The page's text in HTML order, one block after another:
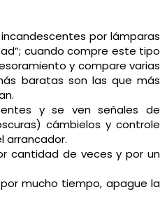
por lámparas
cuando compre este tipo
y compare varias
baratas son las que más
y se ven señales de
cámbielos y controle
arrancador.
cantidad de veces y por un
mucho tiempo, apague la